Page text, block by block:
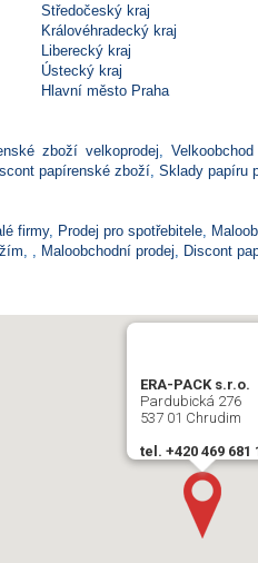
Středočeský kraj
Královéhradecký kraj
Liberecký kraj
Ústecký kraj
Hlavní město Praha
zboží velkoprodej
papírenské zboží Sklady papíru
firmy, Prodej pro spotřebitele
Maloobchodní prodej Discont
ERA-PACK s.r.o.
Pardubická 276
537 01 Chrudim
tel. +420 469 681